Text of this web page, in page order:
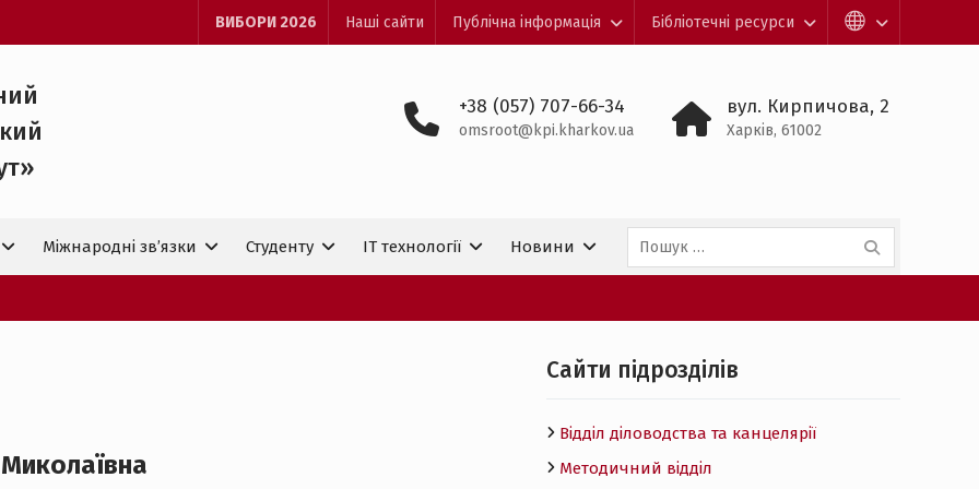
ВИБОРИ 2026 Наші сайти Публічна інформація Бібліотечні ресурси
+38 (057) 707-66-34
omsroot@kpi.kharkov.ua
вул. Кирпичова, 2
Харків, 61002
Міжнародні зв’язки Студенту IT технологiї Новини
Пошук:
Cайти підрозділів
Відділ діловодства та канцелярії
Методичний відділ